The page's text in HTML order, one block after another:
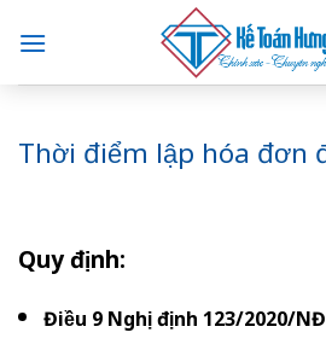
content
Thời điểm lập hóa đơn
Quy định:
Điều 9 Nghị định 123/2020/